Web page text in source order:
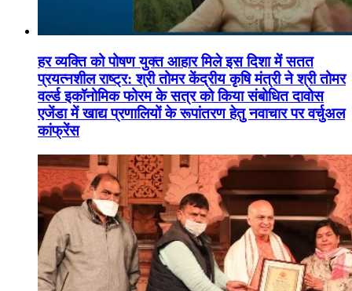
हर व्यक्ति को पोषण युक्त आहार मिले इस दिशा में सतत
प्रयत्नशील राष्ट्र: श्री तोमर केंद्रीय कृषि मंत्री ने श्री तोमर
वर्ल्ड इकॉनोमिक फोरम के सत्र को किया संबोधित दावोस
एजेंडा में खाद्य प्रणालियों के रूपांतरण हेतु नवाचार पर वर्चुअल
कांफ्रेंस